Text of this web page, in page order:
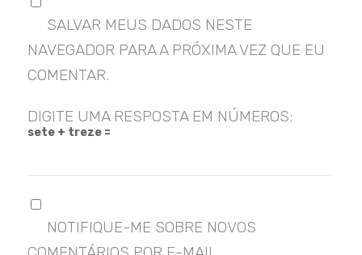
SALVAR MEUS DADOS NESTE
NAVEGADOR PARA A PRÓXIMA VEZ QUE EU
COMENTAR.
DIGITE UMA RESPOSTA EM NÚMEROS:
sete + treze =
NOTIFIQUE-ME SOBRE NOVOS